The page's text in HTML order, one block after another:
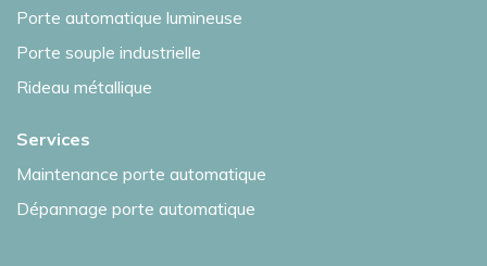
Porte automatique lumineuse
Porte souple industrielle
Rideau métallique
Services
Maintenance porte automatique
Dépannage porte automatique